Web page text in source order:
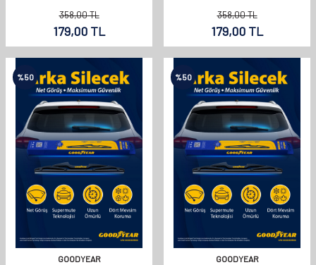
358,00TL
179,00 TL
358,00TL
179,00 TL
%50
GOODYEAR
%50
GOODYEAR